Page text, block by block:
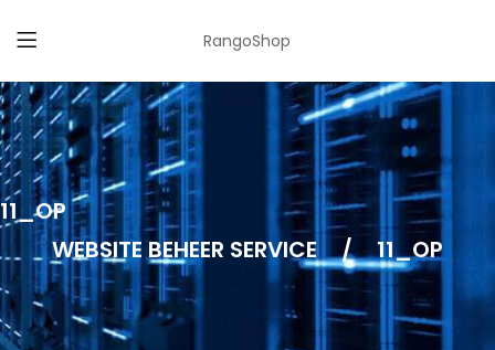
RangoShop
11_OP
WEBSITE BEHEER SERVICE
/ 11_OP